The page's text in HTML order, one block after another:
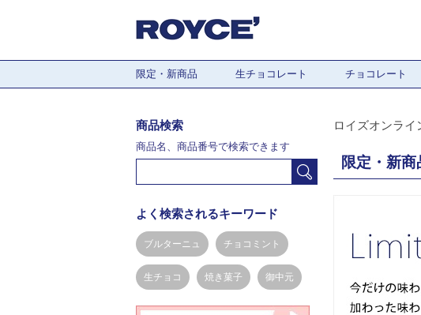
限定・新商品 生チョコレート チョコレート
ロイズオンラ
限定・新
商品検索
商品名、商品番号で検索できます
よく検索されるキーワード
ブルターニュ チョコミント
生チョコ 焼き菓子 御中元